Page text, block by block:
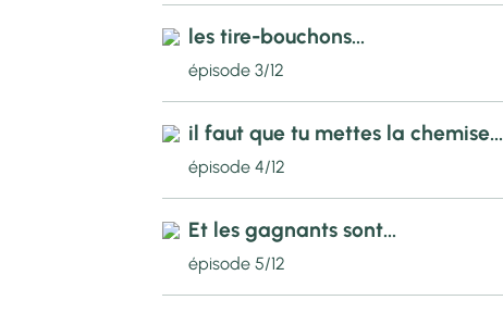
les tire-bouchons...
épisode 3/12
il faut que tu mettes la chemise...
épisode 4/12
Et les gagnants sont...
épisode 5/12